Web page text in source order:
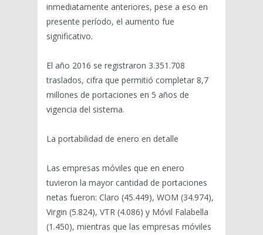
inmediatamente anteriores, pese a eso en
presente período, el aumento fue
significativo.
El año 2016 se registraron 3.351.708
traslados, cifra que permitió completar 8,7
millones de portaciones en 5 años de
vigencia del sistema.
La portabilidad de enero en detalle
Las empresas móviles que en enero
tuvieron la mayor cantidad de portaciones
netas fueron: Claro (45.449), WOM (34.974),
Virgin (5.824), VTR (4.086) y Móvil Falabella
(1.450), mientras que las empresas móviles